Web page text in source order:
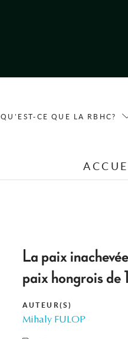
QU'EST-CE QUE LA RBHC?
La paix
paix hongrois de
AUTEUR(S)
Mihaly FULOP